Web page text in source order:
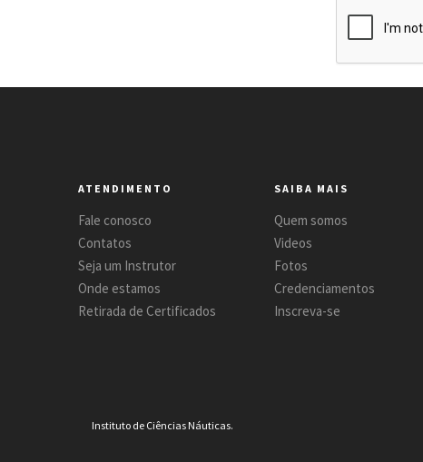
ATENDIMENTO
Fale conosco
Contatos
Seja um Instrutor
Onde estamos
Retirada de Certificados
SAIBA MAIS
Quem somos
Videos
Fotos
Credenciamentos
Inscreva-se
Instituto de Ciências Náuticas.